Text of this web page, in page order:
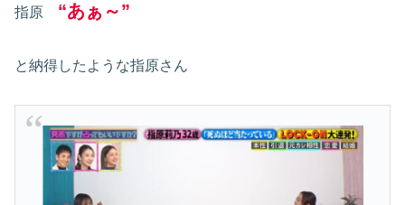
指原 “あぁ～”
と納得したような指原さん